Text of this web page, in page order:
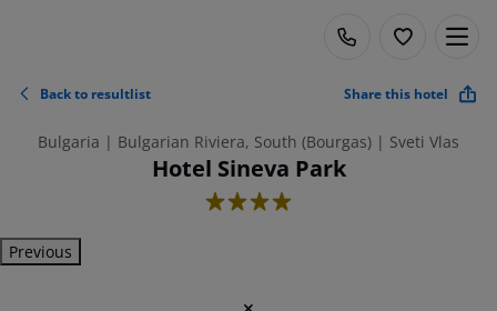
Back to resultlist Share this hotel
Bulgaria | Bulgarian Riviera, South (Bourgas) | Sveti Vlas
Hotel Sineva Park
4
Previous